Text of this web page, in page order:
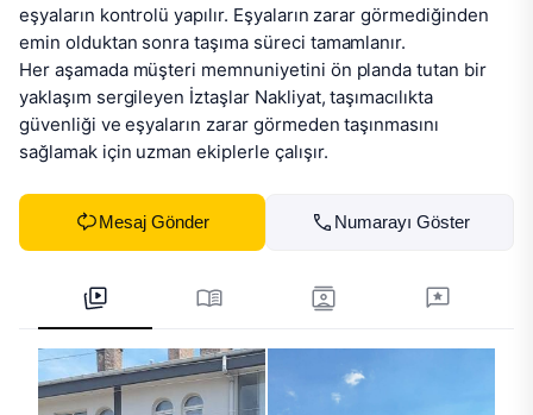
eşyaların kontrolü yapılır. Eşyaların zarar görmediğinden
emin olduktan sonra taşıma süreci tamamlanır.
Her aşamada müşteri memnuniyetini ön planda tutan bir
yaklaşım sergileyen İztaşlar Nakliyat, taşımacılıkta
güvenliği ve eşyaların zarar görmeden taşınmasını
sağlamak için uzman ekiplerle çalışır.
Mesaj Gönder Numarayı Göster